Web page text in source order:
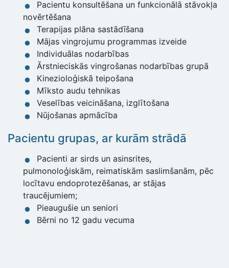
Pacientu konsultēšana un funkcionālā stāvokļa
novērtēšana
Terapijas plāna sastādīšana
Mājas vingrojumu programmas izveide
Individuālas nodarbības
Ārstnieciskās vingrošanas nodarbības grupā
Kinezioloģiskā teipošana
Mīksto audu tehnikas
Veselības veicināšana, izglītošana
Nūjošanas apmācība
Pacientu grupas, ar kurām strādā
Pacienti ar sirds un asinsrites,
pulmonoloģiskām, reimatiskām saslimšanām, pēc
locītavu endoprotezēšanas, ar stājas
traucējumiem;
Pieaugušie un seniori
Bērni no 12 gadu vecuma